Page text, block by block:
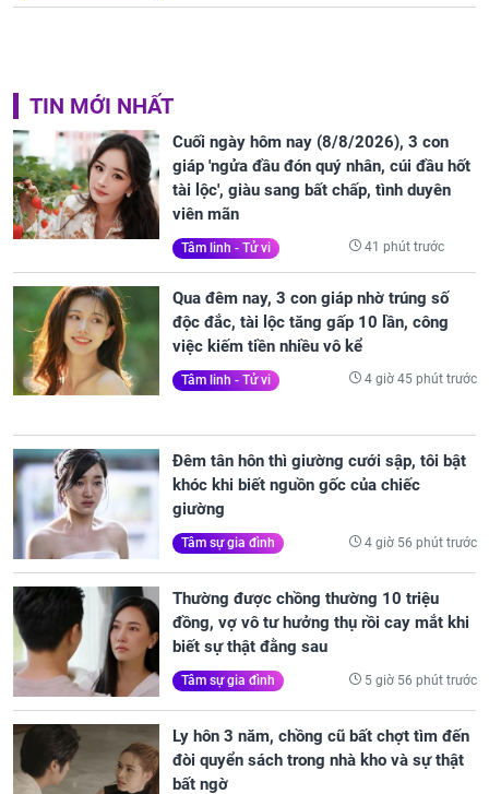
TIN MỚI NHẤT
Cuối ngày hôm nay (8/8/2026), 3 con
giáp 'ngửa đầu đón quý nhân, cúi đầu hốt
tài lộc', giàu sang bất chấp, tình duyên
viên mãn
Tâm linh - Tử vi 41 phút trước
Qua đêm nay, 3 con giáp nhờ trúng số
độc đắc, tài lộc tăng gấp 10 lần, công
việc kiếm tiền nhiều vô kể
Tâm linh - Tử vi 4 giờ 45 phút trước
Đêm tân hôn thì giường cưới sập, tôi bật
khóc khi biết nguồn gốc của chiếc
giường
Tâm sự gia đình 4 giờ 56 phút trước
Thường được chồng thường 10 triệu
đồng, vợ vô tư hưởng thụ rồi cay mắt khi
biết sự thật đằng sau
Tâm sự gia đình 5 giờ 56 phút trước
Ly hôn 3 năm, chồng cũ bất chợt tìm đến
đòi quyển sách trong nhà kho và sự thật
bất ngờ